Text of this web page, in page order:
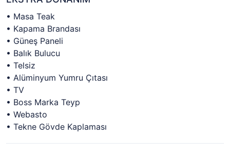
• Masa Teak
• Kapama Brandası
• Güneş Paneli
• Balık Bulucu
• Telsiz
• Alüminyum Yumru Çıtası
• TV
• Boss Marka Teyp
• Webasto
• Tekne Gövde Kaplaması